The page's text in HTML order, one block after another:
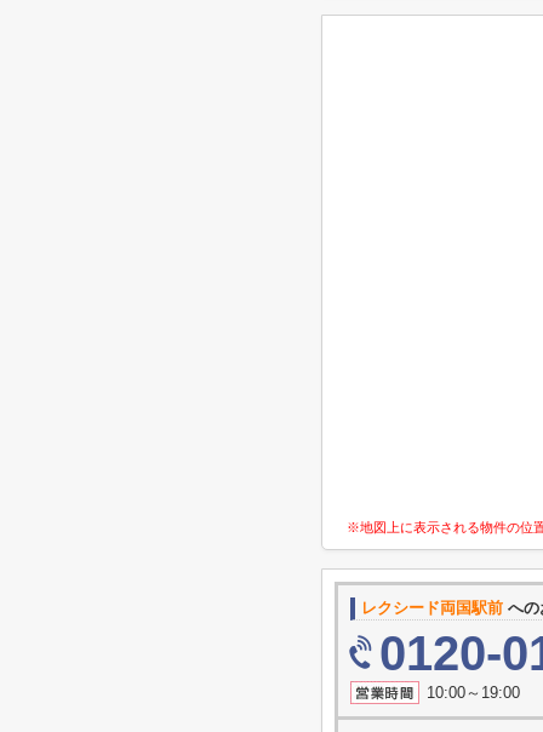
※地図上に表示される物件の位
レクシード両国駅前 へ
0120-
10:00～19:00